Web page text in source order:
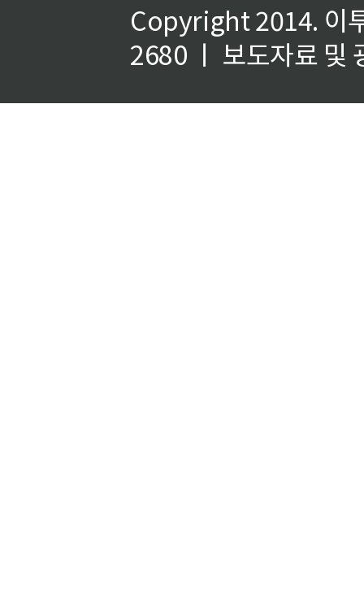
Copyright 2014. 이
2680 ㅣ 보도자료